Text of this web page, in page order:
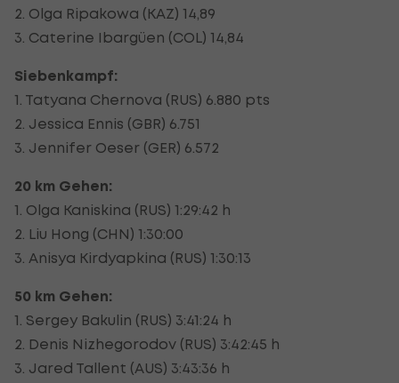
2. Olga Ripakowa (KAZ) 14,89
3. Caterine Ibargüen (COL) 14,84
Siebenkampf:
1. Tatyana Chernova (RUS) 6.880 pts
2. Jessica Ennis (GBR) 6.751
3. Jennifer Oeser (GER) 6.572
20 km Gehen:
1. Olga Kaniskina (RUS) 1:29:42 h
2. Liu Hong (CHN) 1:30:00
3. Anisya Kirdyapkina (RUS) 1:30:13
50 km Gehen:
1. Sergey Bakulin (RUS) 3:41:24 h
2. Denis Nizhegorodov (RUS) 3:42:45 h
3. Jared Tallent (AUS) 3:43:36 h